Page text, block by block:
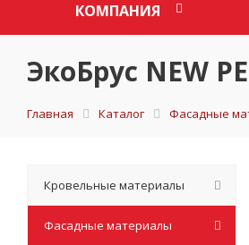
КОМПАНИЯ
ЭкоБрус NEW
Главная Каталог Фасадные
Кровельные материалы
Фасадные материалы